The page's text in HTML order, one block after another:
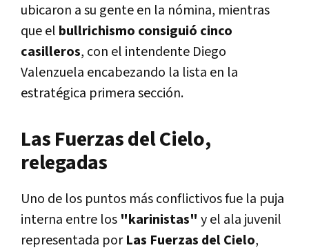
ubicaron a su gente en la nómina, mientras
que el bullrichismo consiguió cinco
casilleros, con el intendente Diego
Valenzuela encabezando la lista en la
estratégica primera sección.
Las Fuerzas del Cielo,
relegadas
Uno de los puntos más conflictivos fue la puja
interna entre los "karinistas" y el ala juvenil
representada porLas Fuerzas del Cielo,